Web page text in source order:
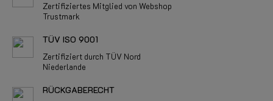
Zertifiziertes Mitglied von Webshop
Trustmark
TÜV ISO 9001
Zertifiziert durch TÜV Nord
Niederlande
RÜCKGABERECHT